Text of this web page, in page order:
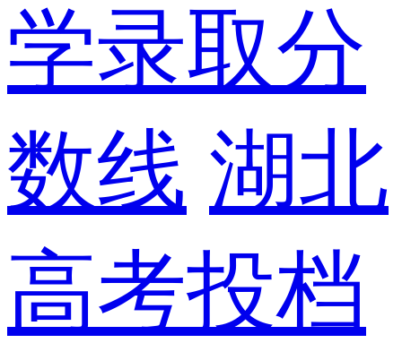
学录取分
数线 湖北
高考投档